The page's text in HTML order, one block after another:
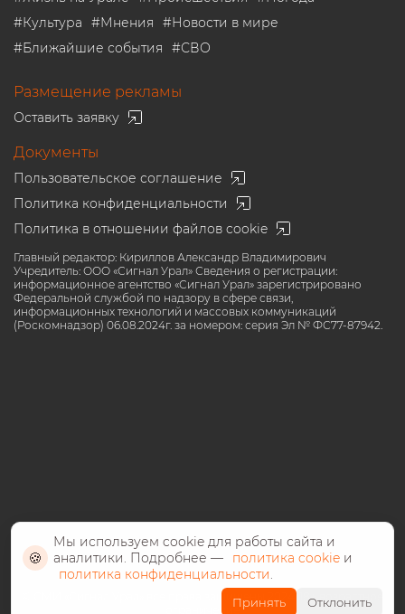
#Культура #Мнения #Новости в мире
#Ближайшие события #СВО
Размещение рекламы
Оставить заявку
Документы
Пользовательское соглашение
Политика конфиденциальности
Политика в отношении файлов cookie
Главный редактор: Кириллов Александр Владимирович
Учредитель: ООО «Сигнал Урал» Сведения о регистрации:
информационное агентство «Сигнал Урал» зарегистрировано
Федеральной службой по надзору в сфере связи,
информационных технологий и массовых коммуникаций
(Роскомнадзор) 06.08.2024г. за номером: серия Эл № ФС77-87942.
©️ СМИ «Сигнал Урал» все права защищены 2024, 18+ возрастное
ограничение
🍪
Мы используем cookie для работы сайта и
аналитики. Подробнее —
политика cookie и
политика конфиденциальности.
Принять Отклонить